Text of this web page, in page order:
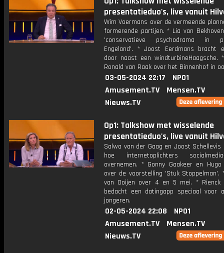
presentatieduo's, live vanuit
Wim Voermans over de vermeende
formerende partijen. * Lia van
'conservatieve psychodrama in
Engeland'. * Joost Eerdmans bracht
door naast een windturbineHaagsche.
Ronald van Raak over het Binnenhof in
03-05-2024 22:17
NPO1
Amusement.TV
Mensen.TV
Nieuws.TV
Op1: Talkshow met wisselende
presentatieduo's, live vanuit
Salwa van der Gaag en Joost Schellevis
hoe internetoplichters socialmedia-
overnemen. * Gonny Gaakeer en Hugo
over de voorstelling 'Stuk Stoppelman'.
van Ooijen over 4 en 5 mei. * Rienck
bedacht een datingapp speciaal voor
jongeren.
02-05-2024 22:08
NPO1
Amusement.TV
Mensen.TV
Nieuws.TV